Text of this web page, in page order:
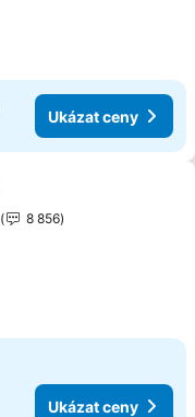
Ukázat ceny
seznam oblíbených
8 856
Ukázat ceny